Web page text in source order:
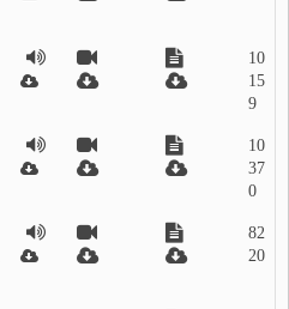
10
15
9
10
37
0
82
20